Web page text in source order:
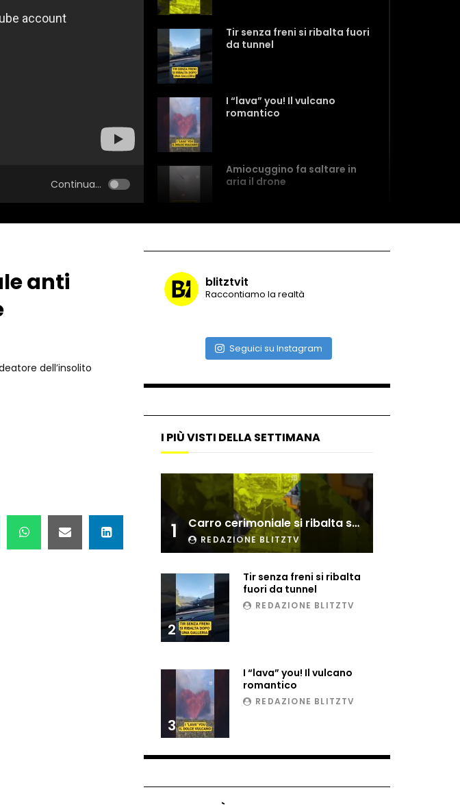
Continua...
Tir senza freni si ribalta fuori
da tunnel
I “lava” you! Il vulcano
romantico
Amiocuggino fa saltare in
aria il drone
dopo incidente
Nei casinò arriva il cambio
Esplode cabina elettrica
sotterranea
Grattacielo crolla per un
incendio
Ammiocuggino con la ruspa…
anti
dell’insolito
blitztvit
Raccontiamo la realtà
Seguici su Instagram
I PIÙ VISTI DELLA SETTIMANA
1 Carro cerimoniale si ribalta sulla folla
REDAZIONE BLITZTV
2
Tir senza freni si ribalta
fuori da tunnel
REDAZIONE BLITZTV
3
I “lava” you! Il vulcano
romantico
REDAZIONE BLITZTV